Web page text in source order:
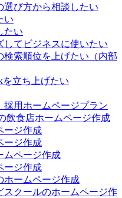
選び方から相談したい
い
たい
してビジネスに使いたい
検索順位を上げたい（内部
を立ち上げたい
採用ホームページプラン
飲食店ホームページ作成
ージ作成
ージ作成
ムページ作成
ージ作成
ホームページ作成
スクールのホームページ作